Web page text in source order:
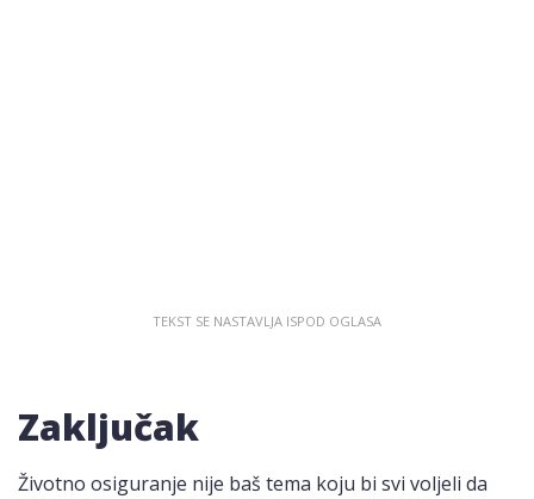
Zaključak
Životno osiguranje nije baš tema koju bi svi voljeli da